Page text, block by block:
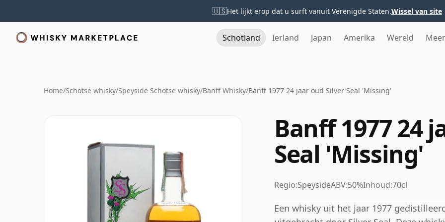
🇺🇸Het lijkt erop dat u surft vanuit Verenigde Staten.Wissel van site
Schotland Ierland Japan Amerika Wereld Meer
Home/Schotse whisky/Speyside Schotse whisky/Banff Whisky/Banff 1977 24 jaar oud Silver Seal 'Missing'
Banff 1977 24
Seal 'Missing'
Regio:SpeysideABV:50%Inhoud:70cl
Een whisky uit het jaar 1977